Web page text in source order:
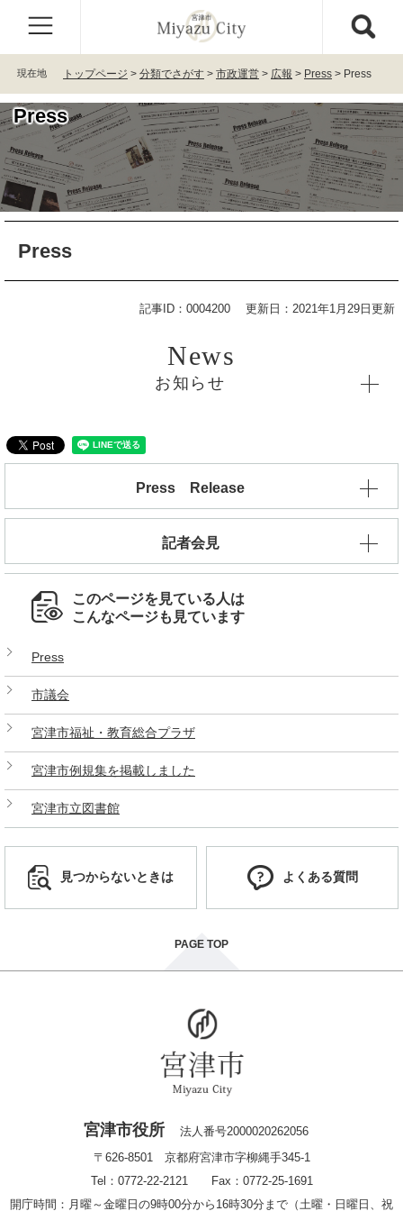
頭
で
。
飛
ば
て
本
文
現在地 トップページ > 分類でさがす > 市政運営 > 広報 > Press > Press
Press
Press
記事ID：0004200 更新日：2021年1月29日更新
お知らせ
Press Release
記者会見
このページを見ている人は
こんなページも見ています
Press
市議会
宮津市福祉・教育総合プラザ
宮津市例規集を掲載しました
宮津市立図書館
見つからないときは よくある質問
PAGE TOP
宮津市役所
法人番号2000020262056
〒626-8501 京都府宮津市字柳縄手345-1
Tel：0772-22-2121 Fax：0772-25-1691
開庁時間：月曜～金曜日の9時00分から16時30分まで（土曜・日曜日、祝